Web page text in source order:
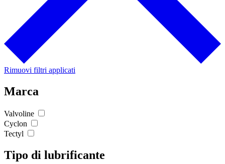
Rimuovi filtri applicati
Marca
Valvoline
Cyclon
Tectyl
Tipo di lubrificante